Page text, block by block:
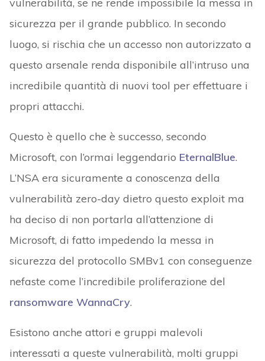
sicurezza per il grande pubblico. In secondo
luogo, si rischia che un accesso non autorizzato a
questo arsenale renda disponibile all’intruso una
incredibile quantità di nuovi tool per effettuare i
propri attacchi.
Questo è quello che è successo, secondo
Microsoft, con l’ormai leggendario EternalBlue.
L’NSA era sicuramente a conoscenza della
vulnerabilità zero-day dietro questo exploit ma
ha deciso di non portarla all’attenzione di
Microsoft, di fatto impedendo la messa in
sicurezza del protocollo SMBv1 con conseguenze
nefaste come l’incredibile proliferazione del
ransomware WannaCry.
Esistono anche attori e gruppi malevoli
interessati a queste vulnerabilità, molti gruppi